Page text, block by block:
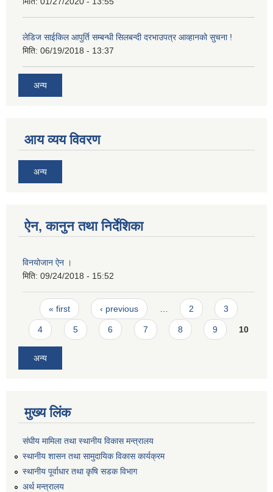
लेडिज साईकिल आपुर्ति सम्बन्धी सिलबन्दी दरभाउपत्र आव्हानको सुचना !
मिति: 06/19/2018 - 13:37
अन्य
आय व्यय विवरण
अन्य
ऐन, कानुन तथा निर्देशिका
विनयोजान ऐन ।
मिति: 09/24/2018 - 15:52
Pages
« first ‹ previous 2 3
4 5 6 7 8 9 10
अन्य
मुख्य लिंक
संघीय मामिला तथा स्थानीय विकास मन्त्रालय
स्थानीय शासन तथा सामुदायिक विकास कार्यक्रम
स्थानीय पूर्वाधार तथा कृषि सडक विभाग
अर्थ मन्त्रालय